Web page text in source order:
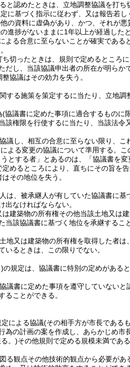
と認めたときは、立地調整協議を打ち
に基づく指示に従わず、又は報告若し
の資料に虚偽があり、かつ、それが悪
進捗がないままに1年以上が経過したと
よる合意に至らないことが確実である
切ったときは、規則で定めるところ
だし、当該協議申出者の所在が明らか
協議はその効力を失う。
する施策を策定するに当たり、立地調
(協議書に定めた事項に適合するものに
権限を行使するに当たり、当該法令
議し、相互の合意に至らない限り、こ
よる変更の協議について準用する。 こ
とする者」とあるのは、「協議書を
めるところにより、直ちにその旨を告
その地位を失う。
は、被承継人が有していた協議書に基
出なければならない。
建築物の所有権その他当該土地又は
該協議書に基づく地位を承継するこ
地又は建築物の所有権を取得した者
いるときは、この限りでない。
の規定は、協議書に特別の定めがある
議書に定めた事項を遵守していない
ることができる。
による協議(その相手方が市長である
の計画の案を作成し、あらかじめ市
。)その他規則で定める規模未満であ
る観点その他技術的観点から必要があ